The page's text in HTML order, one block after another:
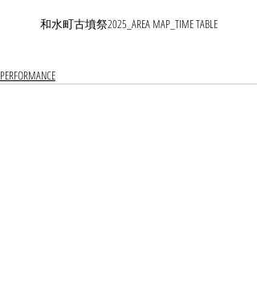
和水町古墳祭2025_AREA MAP_TIME TABLE
PERFORMANCE